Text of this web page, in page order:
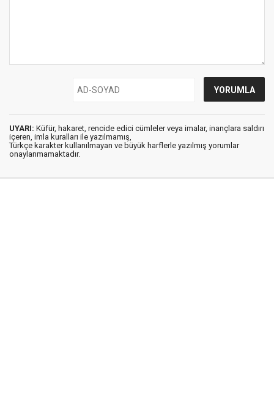
UYARI: Küfür, hakaret, rencide edici cümleler veya imalar, inançlara saldırı
içeren, imla kuralları ile yazılmamış,
Türkçe karakter kullanılmayan ve büyük harflerle yazılmış yorumlar
onaylanmamaktadır.